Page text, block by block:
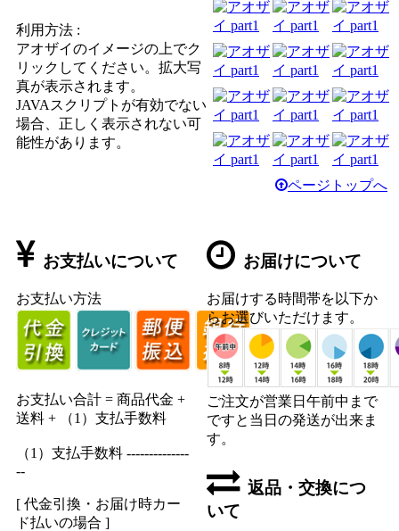
利用方法 :
アオザイのイメージの上でク
リックしてください。拡大写
真が表示されます。
JAVAスクリプトが有効でない
場合、正しく表示されない可
能性があります。
ページトップへ
お支払いについて
お支払い方法
お支払い合計 = 商品代金 +
送料 + （1）支払手数料
（1）支払手数料 --------------
--
[ 代金引換・お届け時カー
ド払いの場合 ]
お届けについて
お届けする時間帯を以下か
らお選びいただけます。
ご注文が営業日午前中まで
ですと当日の発送が出来ま
す。
返品・交換につ
いて